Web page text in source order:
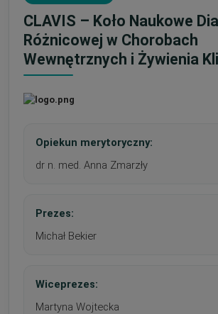
CLAVIS – Koło Naukowe
Różnicowej w Chorobach
Wewnętrznych i Żywienia
Opiekun merytoryczny:
dr n. med. Anna Zmarzły
Prezes:
Michał Bekier
Wiceprezes:
Martyna Wojtecka